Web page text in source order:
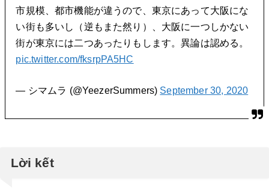
市規模、都市機能が違うので、東京にあって大阪にな
い街も多いし（逆もまた然り）、大阪に一つしかない
街が東京には二つあったりもします。異論は認める。
pic.twitter.com/fksrpPA5HC
— シマムラ (@YeezerSummers) September 30, 2020
Lời kết